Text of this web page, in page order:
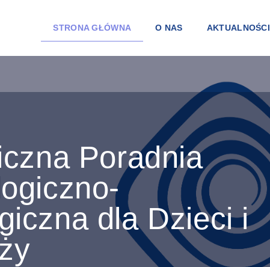
STRONA GŁÓWNA O NAS AKTUALNOŚCI
Poradnia
dla Dzieci i